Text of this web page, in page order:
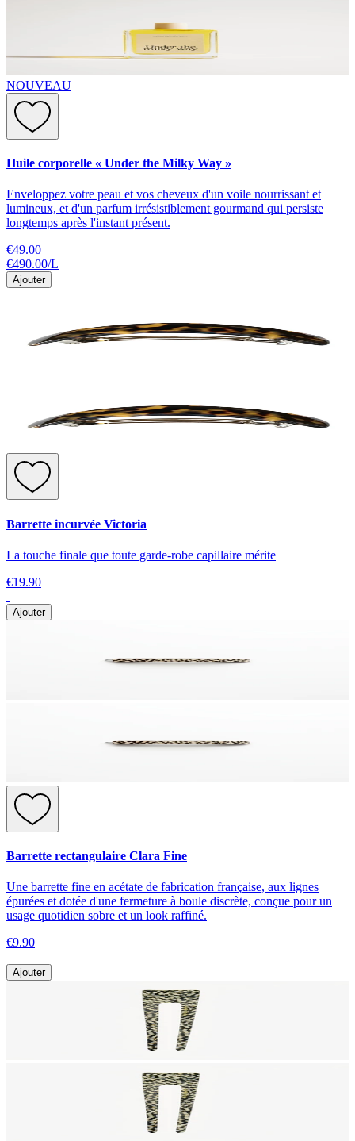
NOUVEAU
Huile corporelle « Under the Milky Way »
Enveloppez votre peau et vos cheveux d'un voile nourrissant et
lumineux, et d'un parfum irrésistiblement gourmand qui persiste
longtemps après l'instant présent.
€49.00
€490.00/L
Ajouter
Barrette incurvée Victoria
La touche finale que toute garde-robe capillaire mérite
€19.90
Ajouter
Barrette rectangulaire Clara Fine
Une barrette fine en acétate de fabrication française, aux lignes
épurées et dotée d'une fermeture à boule discrète, conçue pour un
usage quotidien sobre et un look raffiné.
€9.90
Ajouter